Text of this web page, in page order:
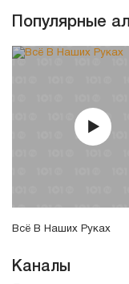
Популярные
Всё В Наших Руках
Каналы